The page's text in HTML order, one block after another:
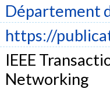
Département
https://
IEEE
Networking